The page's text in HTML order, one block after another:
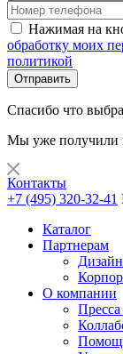
Нажимая на
обработку моих
политикой
Отправить
Спасибо что
Мы уже получили
Контакты
+7 (495) 320-32-41
Каталог
Партнерам
О компании
Пресса